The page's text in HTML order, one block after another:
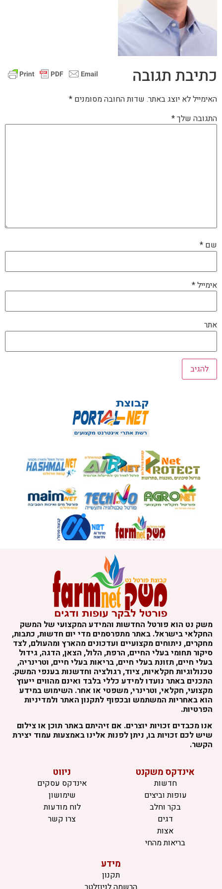
כתיבת תגובה
האימייל לא יוצג באתר. שדות החובה מסומנים *
התגובה שלך*
שם *
אימייל*
אתר
משק נט הוא פורטל החדשות והמידע המקצועי של המשק
החקלאי בישראל. באתר מתפרסמים מדי יום חדשות, כתבות,
מחקרים, ניתוחים מקצועיים ועדכונים מהארץ ומהעולם, לצד
סיקור תחומי בעלי החיים, הרפת, הלול, הצאן, הדגה, גידול
בעלי חיים, תזונת בעלי חיים, בריאות בעלי חיים, וטרינריה,
טכנולוגיות חקלאיות, ציוד, רגולציה וחדשנות בענפי המשק.
התכנים באתר נועדו למידע כללי בלבד ואינם מהווים ייעוץ
מקצועי, חקלאי, וטרינרי, משפטי או אחר. השימוש במידע
הוא באחריות המשתמש ובכפוף לתקנון האתר ולמדיניות
הפרטיות.
אנו מכבדים זכויות יוצרים. אם זיהיתם באתר תוכן או צילום
שיש לכם זכויות בו, ניתן לפנות אלינו באמצעות עמוד יצירת
הקשר.
אינדקס משקנט
חדשות
עופות וביצים
בקר וחלב
דגים
אצות
בריאות מהחי
ניווט
אינדקס עסקים
שימושון
לוח מודעות
צרו קשר
מידע
תקנון